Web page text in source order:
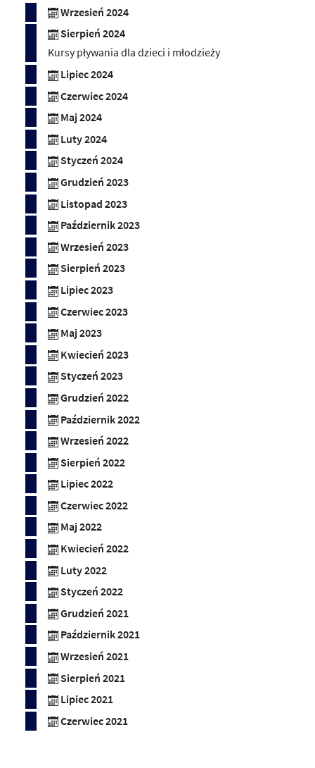
Wrzesień 2024
Sierpień 2024
Kursy pływania dla dzieci i młodzieży
Lipiec 2024
Czerwiec 2024
Maj 2024
Luty 2024
Styczeń 2024
Grudzień 2023
Listopad 2023
Październik 2023
Wrzesień 2023
Sierpień 2023
Lipiec 2023
Czerwiec 2023
Maj 2023
Kwiecień 2023
Styczeń 2023
Grudzień 2022
Październik 2022
Wrzesień 2022
Sierpień 2022
Lipiec 2022
Czerwiec 2022
Maj 2022
Kwiecień 2022
Luty 2022
Styczeń 2022
Grudzień 2021
Październik 2021
Wrzesień 2021
Sierpień 2021
Lipiec 2021
Czerwiec 2021